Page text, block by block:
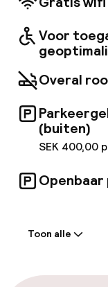
genieten,
om het
en gezellige
essentiële
een
Voor
Overal
(buiten)
SEK 400,00
Toon alle